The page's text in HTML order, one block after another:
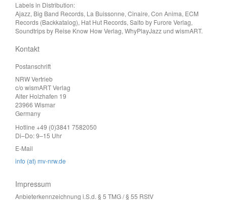
Labels in Distribution:
Ajazz, Big Band Records, La Buissonne, Cinaire, Con Anima, ECM
Records (Backkatalog), Hat Hut Records, Salto by Furore Verlag,
Soundtrips by Reise Know How Verlag, WhyPlayJazz und wismART.
Kontakt
Postanschrift
NRW Vertrieb
c/o wismART Verlag
Alter Holzhafen 19
23966 Wismar
Germany
Hotline +49 (0)3841 7582050
Di–Do: 9–15 Uhr
E-Mail
info (at) mv-nrw.de
Impressum
Anbieterkennzeichnung i.S.d. § 5 TMG / § 55 RStV